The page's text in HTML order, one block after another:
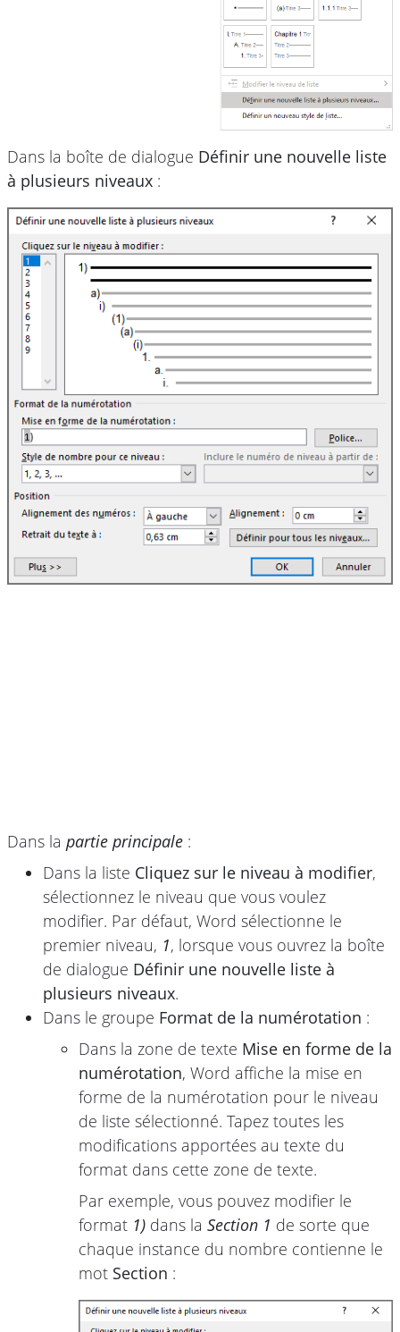
Dans la boîte de dialogue Définir une nouvelle liste
à plusieurs niveaux :
Dans la partie principale :
Dans la liste Cliquez sur le niveau à modifier,
sélectionnez le niveau que vous voulez
modifier. Par défaut, Word sélectionne le
premier niveau, 1, lorsque vous ouvrez la boîte
de dialogue Définir une nouvelle liste à
plusieurs niveaux.
Dans le groupe Format de la numérotation :
Dans la zone de texte Mise en forme de la
numérotation, Word affiche la mise en
forme de la numérotation pour le niveau
de liste sélectionné. Tapez toutes les
modifications apportées au texte du
format dans cette zone de texte.
Par exemple, vous pouvez modifier le
format 1) dans la Section 1 de sorte que
chaque instance du nombre contienne le
mot Section :